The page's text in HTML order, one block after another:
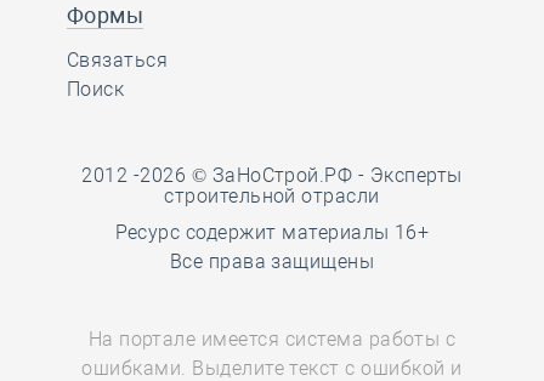
Формы
Связаться
Поиск
2012 -2026 © ЗаНоСтрой.РФ - Эксперты
строительной отрасли
Ресурс содержит материалы 16+
Все права защищены
На портале имеется система работы с
ошибками. Выделите текст с ошибкой и